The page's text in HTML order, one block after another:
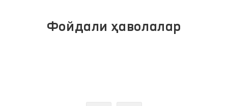
Фойдали ҳаволалар